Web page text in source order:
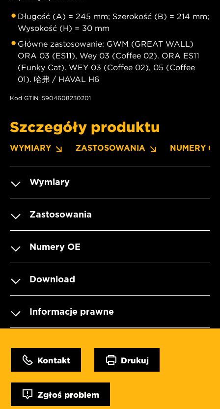
Długość (A) = 245 mm; Szerokość (B) = 214 mm;
Wysokość (H) = 30 mm
Główne zastosowanie: GWM (GREAT WALL)
ORA 03 (ES11), Wey 03 (Coffee 02). ORA ES11
(Funky Cat). WEY 03 (Coffee 02), 05 (Coffee
01). 哈弗 / HAVAL H6
Kod GTIN: 5904608230201
Szczegóły produktu
WYMIARY ZASTOSOWANIA NUMERY OE
Wymiary
Zastosowania
Numery OE
Download
Informacje prawne
Kontakt Drukuj
Zgłoś problem